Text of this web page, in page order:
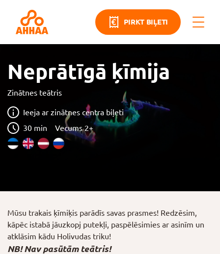
PIRKT BIĻETI
Neprātīgā ķīmija
Zinātnes teātris
Ieeja ar zinātnes centra biļeti
30 min
Vecums 2+
Mūsu trakais ķīmiķis parādīs savas prasmes! Redzēsim,
kāpēc istabā jāuzkopj putekļi, paspēlēsimies ar asinīm un
atklāsim kādu Holivudas triku!
NB! Nav pasūtām teātris!